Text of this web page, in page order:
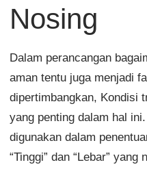
Nosing
Dalam perancangan
aman tentu juga menjadi
dipertimbangkan, Kondisi
yang penting dalam hal
digunakan dalam
“Tinggi” dan “Lebar”